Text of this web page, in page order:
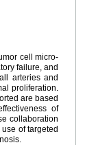
cell micro-
failure, and
arteries and
proliferation.
are based
of
collaboration
of targeted